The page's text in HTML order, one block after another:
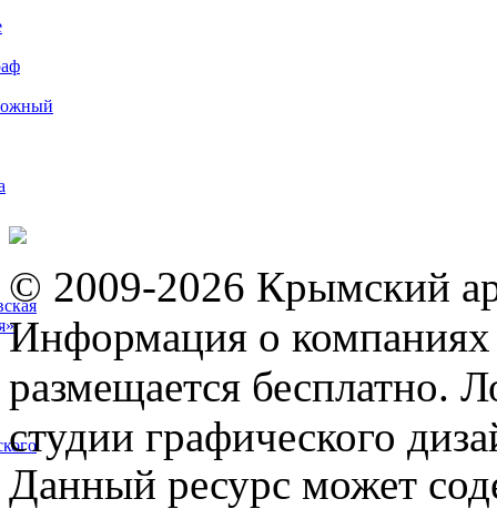
© 2009-2026 Крымский
Информация о компаниях
размещается бесплатно.
студии графического
Данный ресурс может